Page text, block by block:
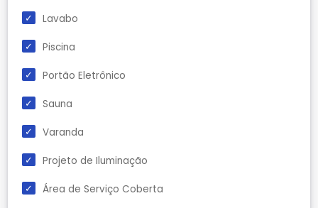
Lavabo
Piscina
Portão Eletrônico
Sauna
Varanda
Projeto de Iluminação
Área de Serviço Coberta